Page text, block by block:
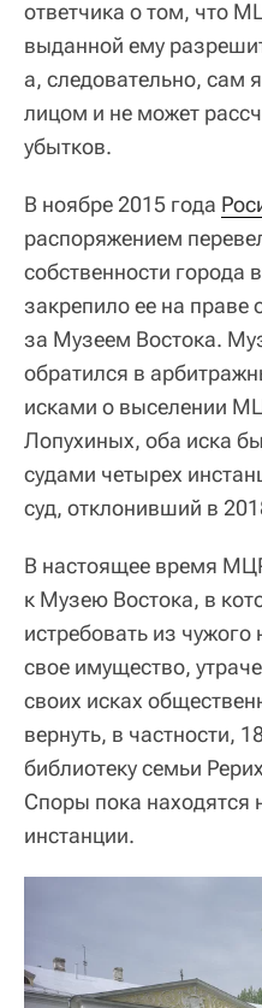
ответчика о том, что
выданной ему
а, следовательно, сам
лицом и не может
убытков.
В ноябре 2015 года
распоряжением
собственности города
закрепило ее на праве
за Музеем Востока.
обратился в
исками о выселении
Лопухиных, оба иска
судами четырех
суд, отклонивший в
В настоящее время
к Музею Востока, в
истребовать из
свое имущество,
своих исках
вернуть, в частности,
библиотеку семьи
Споры пока находятся
инстанции.